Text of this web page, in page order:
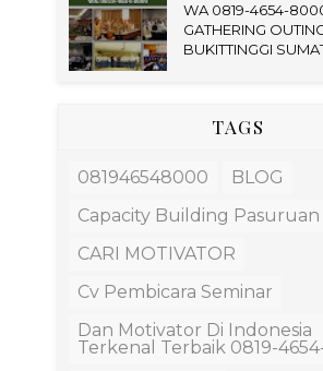
WA 0819-4654-
GATHERING
BUKITTINGGI
TAGS
081946548000
BLOG
Capacity Building Pasuruan
CARI MOTIVATOR
Cv Pembicara Seminar
Dan Motivator Di Indonesia
Terkenal Terbaik 0819-